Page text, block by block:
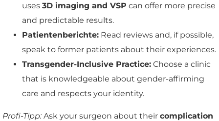
uses 3D imaging and VSP can offer more precise
and predictable results.
Patientenberichte: Read reviews and, if possible,
speak to former patients about their experiences.
Transgender-Inclusive Practice: Choose a clinic
that is knowledgeable about gender-affirming
care and respects your identity.
Profi-Tipp:Ask your surgeon about their complication